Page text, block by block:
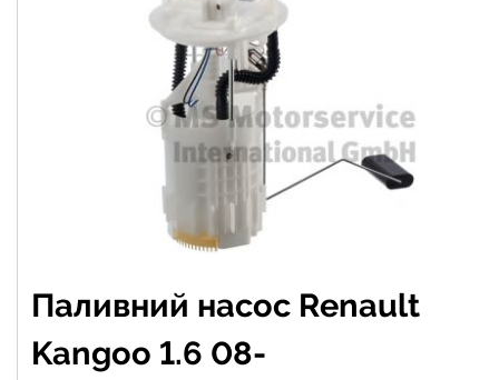
Паливний насос Renault
Kangoo 1.6 08-